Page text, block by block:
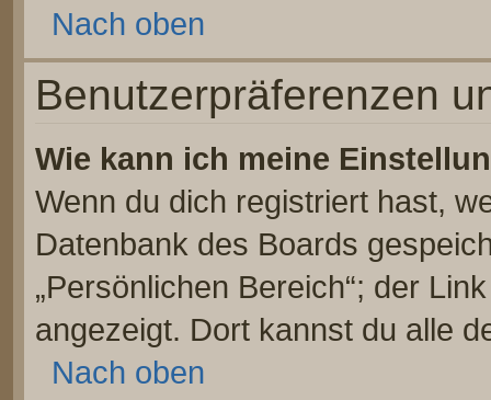
Nach oben
Benutzerpräferenzen
Wie kann ich meine
Wenn du dich registriert hast,
Datenbank des Boards
„Persönlichen Bereich“; der
angezeigt. Dort kannst du alle
Nach oben